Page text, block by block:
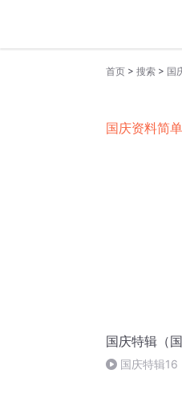
首页 > 搜索 > 国
国庆资料简单
国庆特辑（
国庆特辑16